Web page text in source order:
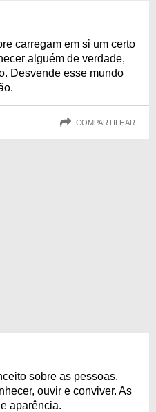
carregam em si um certo
alguém de verdade,
Desvende esse mundo
COMPARTILHAR
sobre as pessoas.
ouvir e conviver. As
aparência.